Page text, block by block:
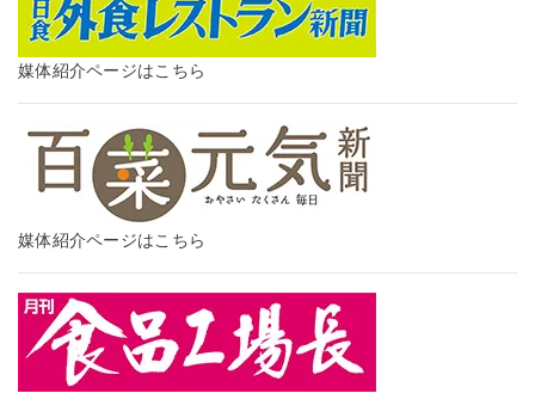
媒体紹介ページはこちら
媒体紹介ページはこちら